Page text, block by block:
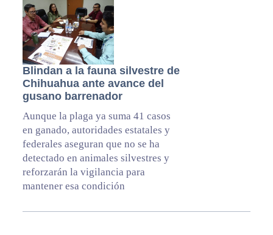
Blindan a la fauna silvestre de
Chihuahua ante avance del
gusano barrenador
Aunque la plaga ya suma 41 casos
en ganado, autoridades estatales y
federales aseguran que no se ha
detectado en animales silvestres y
reforzarán la vigilancia para
mantener esa condición